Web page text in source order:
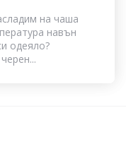
на чаша
навън
одеяло?